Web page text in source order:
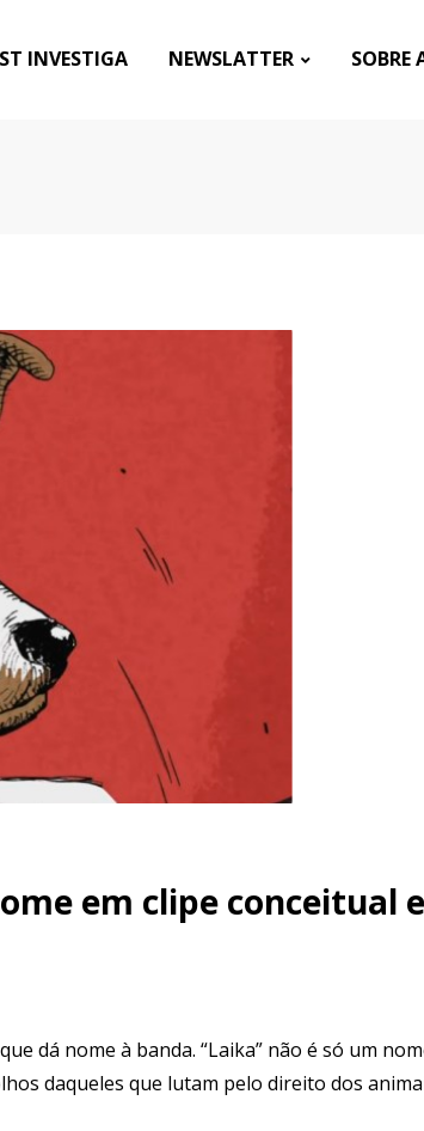
INVESTIGA NEWSLATTER SOBRE
em clipe conceitual e
dá nome à banda. “Laika” não é só um
daqueles que lutam pelo direito dos